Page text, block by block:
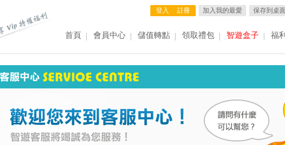
加入我的最愛 保存到桌
登入 註冊
首頁 會員中心 儲值轉點 領取禮包 智遊盒子 福